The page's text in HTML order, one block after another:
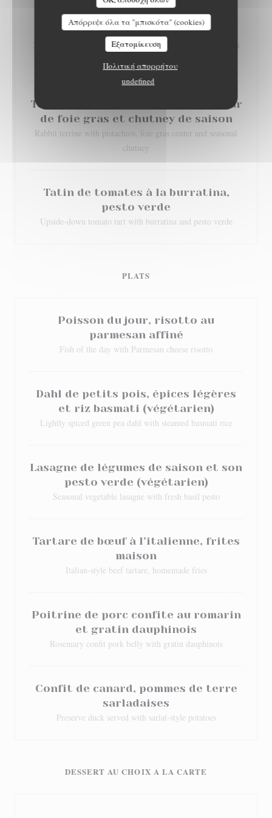
Απόρριψε όλα τα "μπισκότα" (cookies)
Εξατομίκευση
Πολιτική απορρήτου
undefined
Cromesquis de Saint Marcellin aux
noix sur lit de salade
Saint-Marcellin (local cheese) cromesquis with walnuts on a
Terrine de lapin aux pistaches, cœur
de foie gras et chutney de saison
Rabbit terrine with pistachios, foie gras center and seasonal
chutney
Tatin de tomates à la burratina,
pesto verde
Upside-down tomato tart with burratina and pesto verde
PLATS
Poisson du jour, risotto au
parmesan affiné
Fish of the day with Parmesan cheese risotto
Dahl de petits pois, épices légères
et riz basmati (végétarien)
Lightly spiced green pea dahl with steamed basmati rice
Lasagne de légumes de saison et son
pesto verde (végétarien)
Seasonal vegetable lasagne with fresh basil pesto
Tartare de bœuf à l’italienne, frites
maison
Italian-style beef tartare, homemade fries
Poitrine de porc confite au romarin
et gratin dauphinois
Rosemary confit pork belly with gratin dauphinois
Confit de canard, pommes de terre
sarladaises
Preserve duck served with sarlat-style potatoes
DESSERT AU CHOIX A LA CARTE